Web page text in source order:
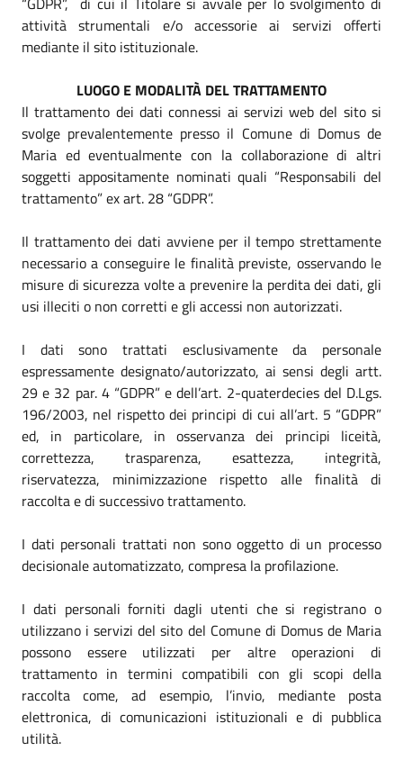
attività strumentali e/o accessorie ai servizi offerti
mediante il sito istituzionale.
LUOGO E MODALITÀ DEL TRATTAMENTO
Il trattamento dei dati connessi ai servizi web del sito si
svolge prevalentemente presso il Comune di Domus de
Maria ed eventualmente con la collaborazione di altri
soggetti appositamente nominati quali “Responsabili del
trattamento” ex art. 28 “GDPR”.
Il trattamento dei dati avviene per il tempo strettamente
necessario a conseguire le finalità previste, osservando le
misure di sicurezza volte a prevenire la perdita dei dati, gli
usi illeciti o non corretti e gli accessi non autorizzati.
I dati sono trattati esclusivamente da personale
espressamente designato/autorizzato, ai sensi degli artt.
29 e 32 par. 4 “GDPR” e dell’art. 2-quaterdecies del D.Lgs.
196/2003, nel rispetto dei principi di cui all’art. 5 “GDPR”
ed, in particolare, in osservanza dei principi liceità,
correttezza, trasparenza, esattezza, integrità,
riservatezza, minimizzazione rispetto alle finalità di
raccolta e di successivo trattamento.
I dati personali trattati non sono oggetto di un processo
decisionale automatizzato, compresa la profilazione.
I dati personali forniti dagli utenti che si registrano o
utilizzano i servizi del sito del Comune di Domus de Maria
possono essere utilizzati per altre operazioni di
trattamento in termini compatibili con gli scopi della
raccolta come, ad esempio, l’invio, mediante posta
elettronica, di comunicazioni istituzionali e di pubblica
utilità.